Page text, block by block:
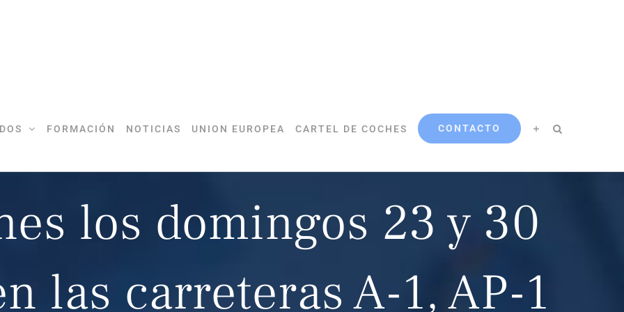
FORMACIÓN NOTICIAS UNION EUROPEA CARTEL DE COCHES CONTACTO
los domingos 23 y 30
las carreteras A-1, AP-1